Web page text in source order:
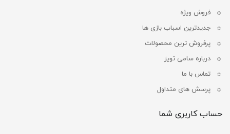
فروش ویژه
جدیدترین اسباب بازی ها
پرفروش ترین محصولات
درباره سامی تویز
تماس با ما
پرسش های متداول
حساب کاربری شما